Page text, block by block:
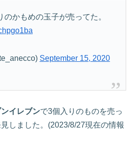
のかもめの玉子が売ってた。
September 15, 2020
イレブンで3個入りのものを売っ
しました。(2023/8/27現在の情報